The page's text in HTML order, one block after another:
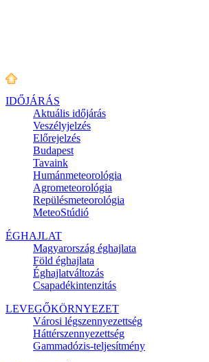
IDŐJÁRÁS
Aktuális időjárás
Veszélyjelzés
Előrejelzés
Budapest
Tavaink
Humánmeteorológia
Agrometeorológia
Repülésmeteorológia
MeteoStúdió
ÉGHAJLAT
Magyarország éghajlata
Föld éghajlata
Éghajlatváltozás
Csapadékintenzitás
LEVEGŐKÖRNYEZET
Városi légszennyezettség
Háttérszennyezettség
Gammadózis-teljesítmény